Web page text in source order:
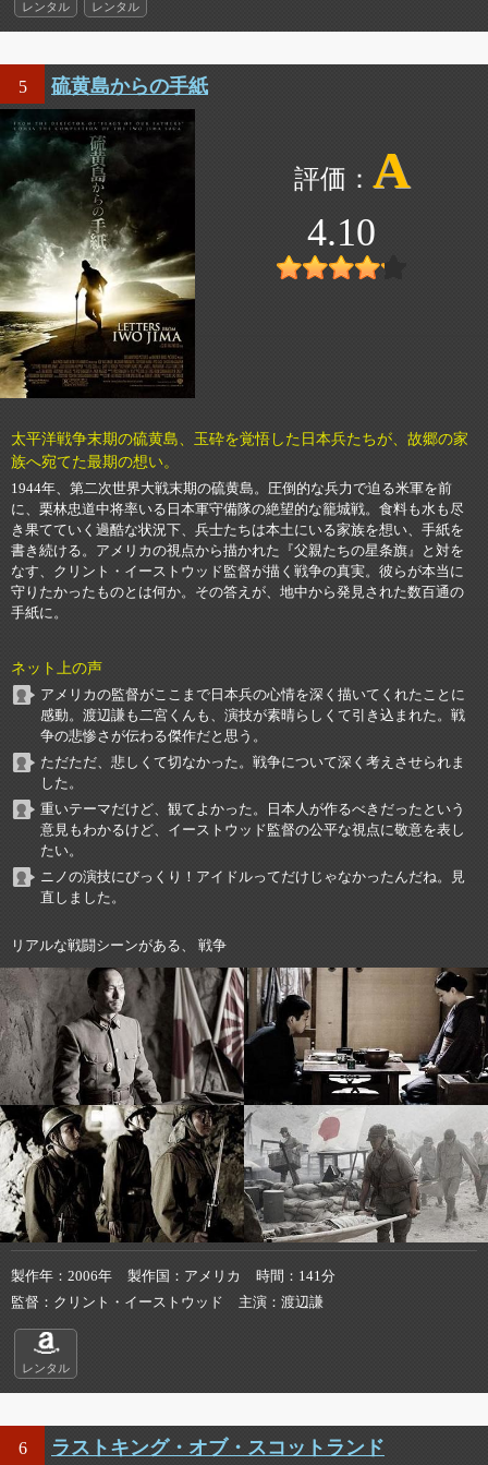
レンタル レンタル
5 硫黄島からの手紙
A
4.10
太平洋戦争末期の硫黄島、玉砕を覚悟した日本兵たちが、故郷の家
族へ宛てた最期の想い。
1944年、第二次世界大戦末期の硫黄島。圧倒的な兵力で迫る米軍を前
に、栗林忠道中将率いる日本軍守備隊の絶望的な籠城戦。食料も水も尽
き果てていく過酷な状況下、兵士たちは本土にいる家族を想い、手紙を
書き続ける。アメリカの視点から描かれた『父親たちの星条旗』と対を
なす、クリント・イーストウッド監督が描く戦争の真実。彼らが本当に
守りたかったものとは何か。その答えが、地中から発見された数百通の
手紙に。
ネット上の声
アメリカの監督がここまで日本兵の心情を深く描いてくれたことに
感動。渡辺謙も二宮くんも、演技が素晴らしくて引き込まれた。戦
争の悲惨さが伝わる傑作だと思う。
ただただ、悲しくて切なかった。戦争について深く考えさせられま
した。
重いテーマだけど、観てよかった。日本人が作るべきだったという
意見もわかるけど、イーストウッド監督の公平な視点に敬意を表し
たい。
ニノの演技にびっくり！アイドルってだけじゃなかったんだね。見
直しました。
リアルな戦闘シーンがある、 戦争
製作年 2006年 製作国 アメリカ 時間
141分
監督
クリント・イーストウッド 主演 渡辺謙
レンタル
6 ラストキング・オブ・スコットランド